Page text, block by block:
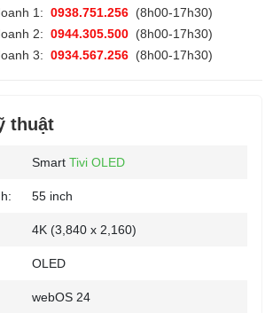
1: 0938.751.256 (8h00-17h30)
2: 0944.305.500 (8h00-17h30)
3: 0934.567.256 (8h00-17h30)
thuật
Smart Tivi OLED
55 inch
4K (3,840 x 2,160)
OLED
webOS 24